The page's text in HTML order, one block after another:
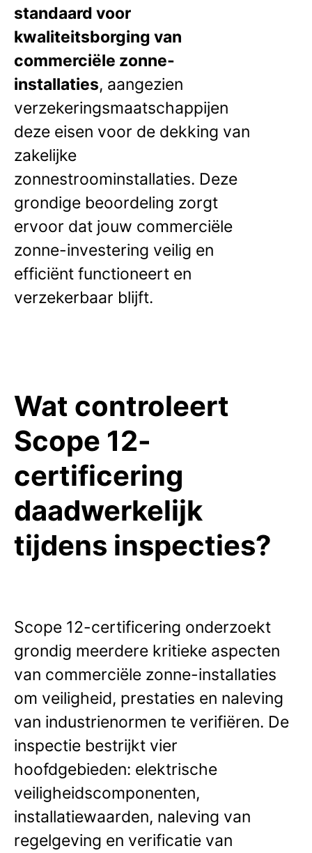
standaard voor
kwaliteitsborging van
commerciële zonne-
installaties, aangezien
verzekeringsmaatschappijen
deze eisen voor de dekking van
zakelijke
zonnestroominstallaties. Deze
grondige beoordeling zorgt
ervoor dat jouw commerciële
zonne-investering veilig en
efficiënt functioneert en
verzekerbaar blijft.
Wat controleert
Scope 12-
certificering
daadwerkelijk
tijdens inspecties?
Scope 12-certificering onderzoekt
grondig meerdere kritieke aspecten
van commerciële zonne-installaties
om veiligheid, prestaties en naleving
van industrienormen te verifiëren. De
inspectie bestrijkt vier
hoofdgebieden: elektrische
veiligheidscomponenten,
installatiewaarden, naleving van
regelgeving en verificatie van